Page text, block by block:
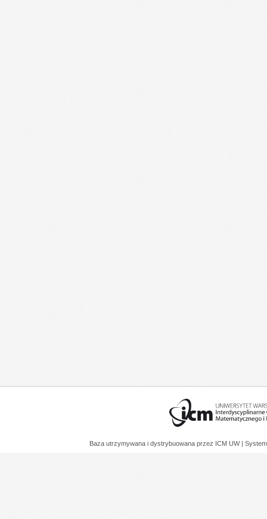
Baza utrzymywana i dystrybuowana przez ICM UW |